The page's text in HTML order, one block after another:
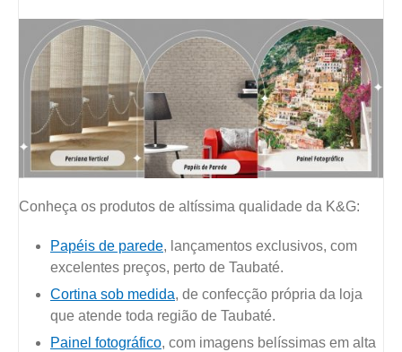
Conheça os produtos de altíssima qualidade da K&G:
Papéis de parede, lançamentos exclusivos, com
excelentes preços, perto de Taubaté.
Cortina sob medida, de confecção própria da loja
que atende toda região de Taubaté.
Painel fotográfico, com imagens belíssimas em alta